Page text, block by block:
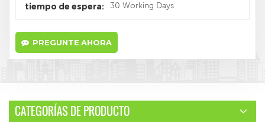
tiempo de espera: 30 Working Days
PREGUNTE AHORA
CATEGORÍAS DE PRODUCTO